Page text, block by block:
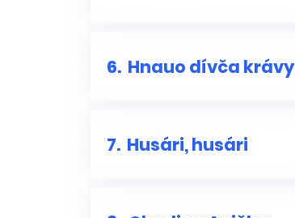
6. Hnauo dívča krávy
7. Husári, husári